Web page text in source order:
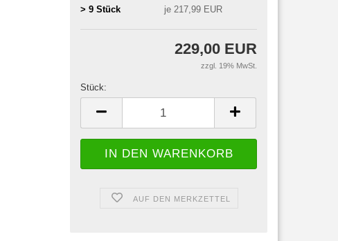
> 9 Stück
je 217,99 EUR
229,00 EUR
zzgl. 19% MwSt.
Stück:
Stück
AUF DEN MERKZETTEL